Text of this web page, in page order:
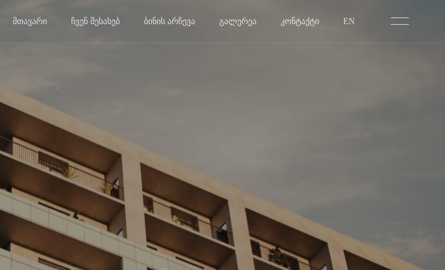
ᲛᲗᲐᲕᲐᲠᲘ ᲩᲕᲔᲜ ᲨᲔᲡᲐᲮᲔᲑ ᲑᲘᲜᲘᲡ ᲐᲠᲩᲔᲕᲐ ᲒᲐᲚᲔᲠᲔᲐ ᲙᲝᲜᲢᲐᲥᲢᲘ EN